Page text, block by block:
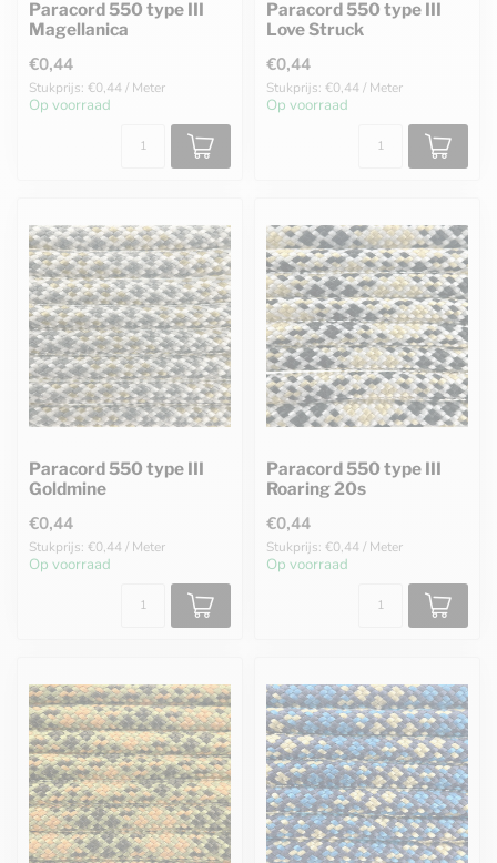
Paracord 550 type III
Magellanica
€0,44
Stukprijs: €0,44 / Meter
Op voorraad
Paracord 550 type III
Love Struck
€0,44
Stukprijs: €0,44 / Meter
Op voorraad
Paracord 550 type III
Goldmine
€0,44
Stukprijs: €0,44 / Meter
Op voorraad
Paracord 550 type III
Roaring 20s
€0,44
Stukprijs: €0,44 / Meter
Op voorraad